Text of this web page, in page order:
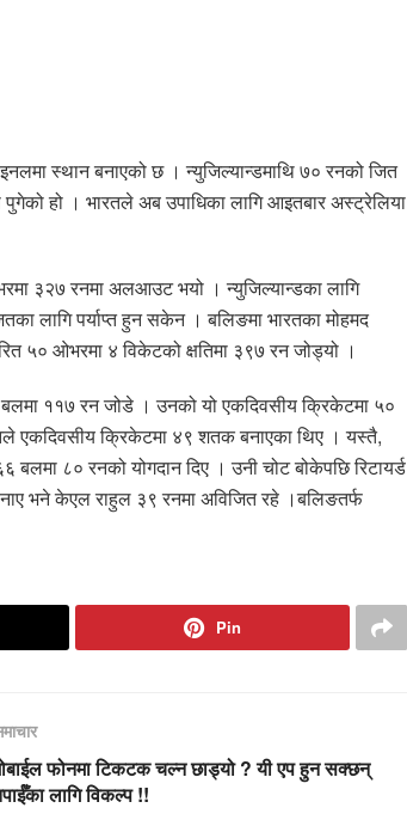
स्थान बनाएको छ । न्युजिल्यान्डमाथि ७० रनको जित
हो । भारतले अब उपाधिका लागि आइतबार अस्ट्रेलिया
३२७ रनमा अलआउट भयो । न्युजिल्यान्डका लागि
लागि पर्याप्त हुन सकेन । बलिङमा भारतका मोहमद
५० ओभरमा ४ विकेटको क्षतिमा ३९७ रन जोड्यो ।
बलमा ११७ रन जोडे । उनको यो एकदिवसीय क्रिकेटमा ५०
एकदिवसीय क्रिकेटमा ४९ शतक बनाएका थिए । यस्तै,
८० रनको योगदान दिए । उनी चोट बोकेपछि रिटायर्ड
भने केएल राहुल ३९ रनमा अविजित रहे ।बलिङतर्फ
Pin
फोनमा टिकटक चल्न छाड्यो ? यी एप हुन सक्छन्
लागि विकल्प !!